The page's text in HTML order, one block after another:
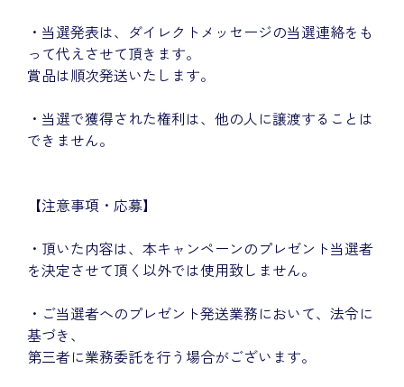
・当選発表は、ダイレクトメッセージの当選連絡をも
って代えさせて頂きます。
賞品は順次発送いたします。
・当選で獲得された権利は、他の人に譲渡することは
できません。
【注意事項・応募】
・頂いた内容は、本キャンペーンのプレゼント当選者
を決定させて頂く以外では使用致しません。
・ご当選者へのプレゼント発送業務において、法令に
基づき、
第三者に業務委託を行う場合がございます。